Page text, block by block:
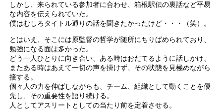
しかし、来られている参加者に合わせ、箱根駅伝の裏話など平易
な内容を伝えられていた。
僕はむしろタイトル通りの話を聞きたかったけど・・・（笑）。
とはいえ、そこには原監督の哲学が随所にちりばめられており、
勉強になる面は多かった。
どう一人ひとりに向き合い、ある時はおだてるように話しかけ、
またある時はあえて一切の声を掛けず、その状態を見極めながら
接する。
個々人の力を伸ばしながらも、チーム、組織として動くことを優
先し、その重要性を語り続ける。
人としてアスリートとしての当たり前を定着させる。